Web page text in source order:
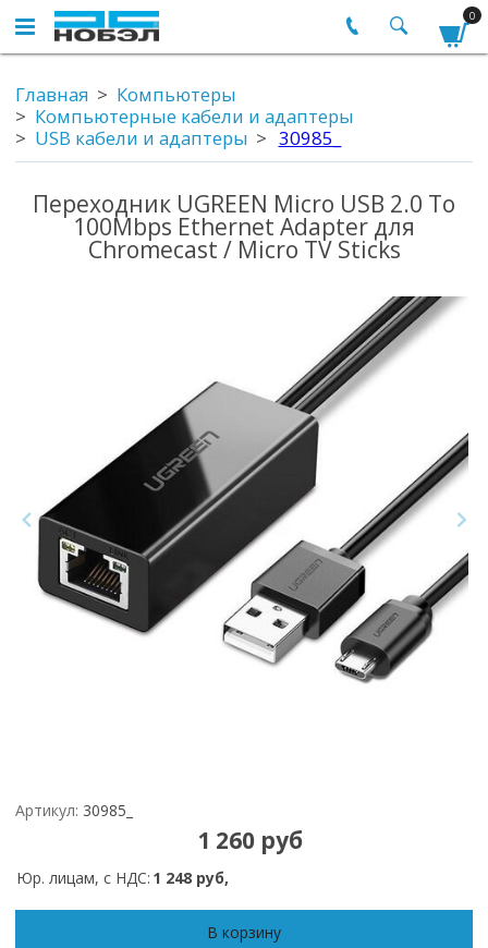
0
Главная
Компьютеры
Компьютерные кабели и адаптеры
USB кабели и адаптеры
30985_
Переходник UGREEN Micro USB 2.0 To
100Mbps Ethernet Adapter для
Chromecast / Micro TV Sticks
Артикул: 30985_
1 260 руб
Юр. лицам, с НДС: 1 248 руб,
В корзину